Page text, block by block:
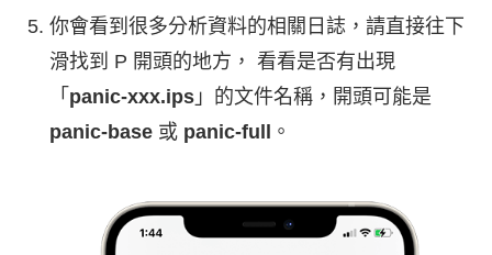
你會看到很多分析資料的相關日誌，請直接往下
滑找到 P 開頭的地方， 看看是否有出現
「 panic-xxx.ips 」的文件名稱，開頭可能是
panic-base 或 panic-full 。